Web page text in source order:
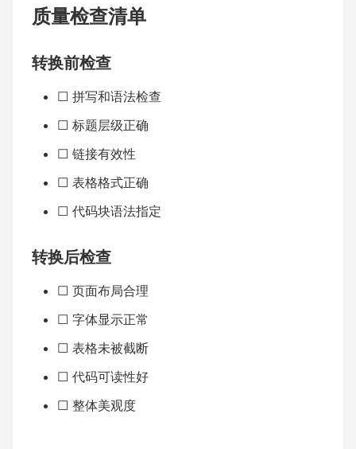
质量检查清单
转换前检查
☐ 拼写和语法检查
☐ 标题层级正确
☐ 链接有效性
☐ 表格格式正确
☐ 代码块语法指定
转换后检查
☐ 页面布局合理
☐ 字体显示正常
☐ 表格未被截断
☐ 代码可读性好
☐ 整体美观度